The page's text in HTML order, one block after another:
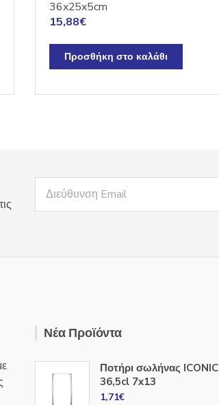
36x25x5cm
15,88€
Προσθήκη στο καλάθι
Νέα Προϊόντα
Ποτήρι σωλήνας ICONIC
36,5cl 7x13
1,71€